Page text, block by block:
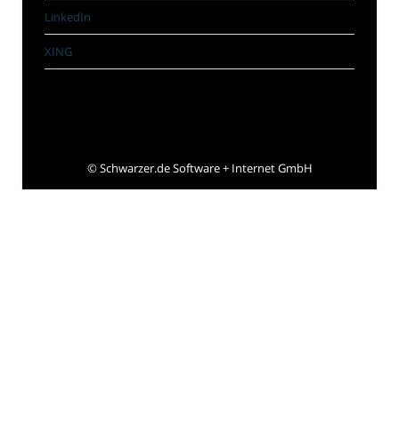
LinkedIn
XING
©Schwarzer.de Software + Internet GmbH